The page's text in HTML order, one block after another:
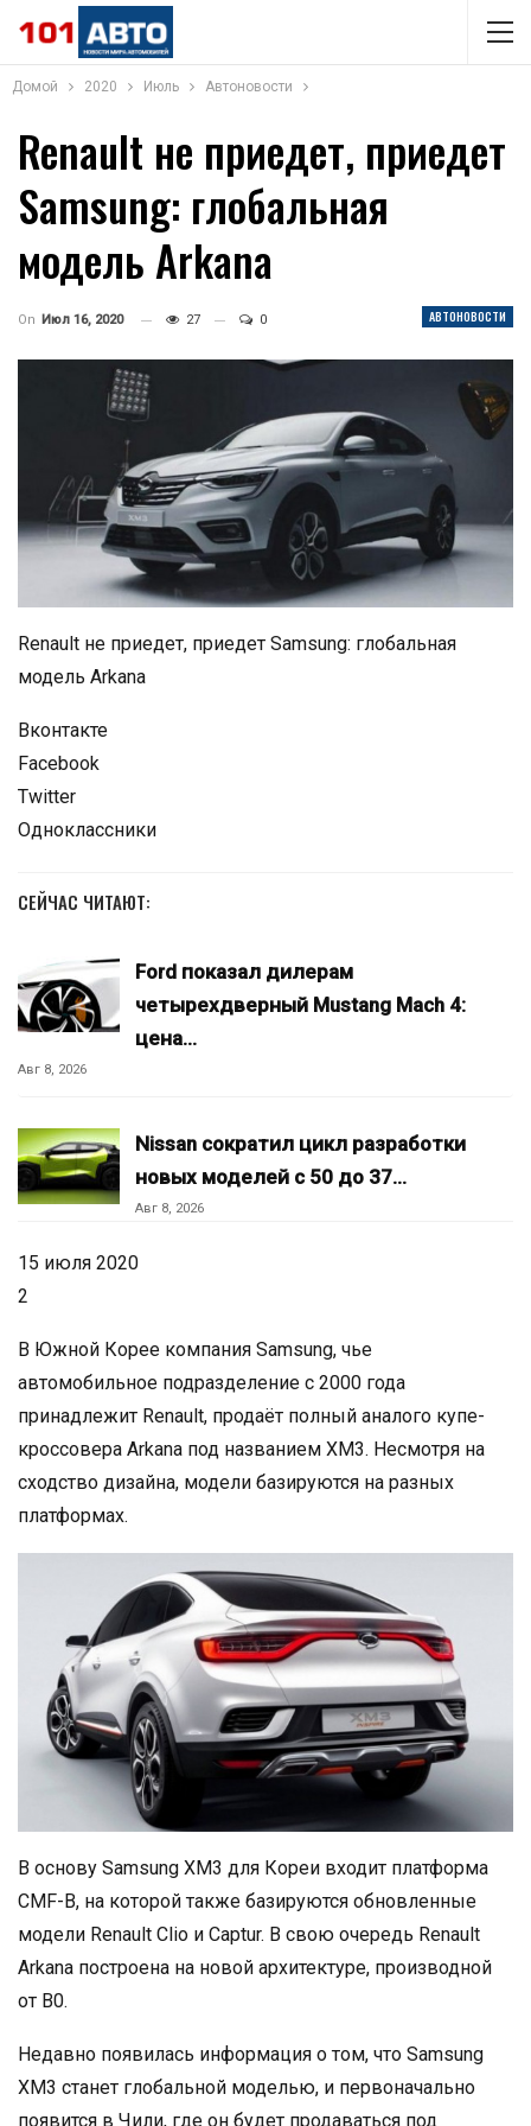
Домой 2020 Июль Автоновости
Renault не приедет, приедет
Samsung: глобальная
модель Arkana
АВТОНОВОСТИ
On Июл 16, 2020 27 0
Renault не приедет, приедет Samsung: глобальная
модель Arkana
Вконтакте
Facebook
Twitter
Одноклассники
СЕЙЧАС ЧИТАЮТ:
Ford показал дилерам
четырехдверный Mustang Mach 4:
цена…
Авг 8, 2026
Nissan сократил цикл разработки
новых моделей с 50 до 37…
Авг 8, 2026
15 июля 2020
2
В Южной Корее компания Samsung, чье
автомобильное подразделение с 2000 года
принадлежит Renault, продаёт полный аналого купе-
кроссовера Arkana под названием XM3. Несмотря на
сходство дизайна, модели базируются на разных
платформах.
В основу Samsung XM3 для Кореи входит платформа
CMF-B, на которой также базируются обновленные
модели Renault Clio и Captur. В свою очередь Renault
Arkana построена на новой архитектуре, производной
от B0.
Недавно появилась информация о том, что Samsung
XM3 станет глобальной моделью, и первоначально
появится в Чили, где он будет продаваться под